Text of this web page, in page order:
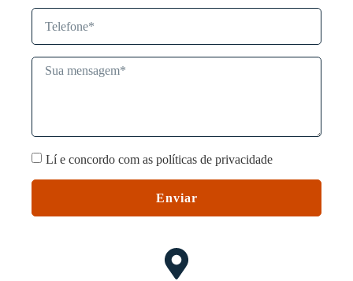
Lí e concordo com as políticas de privacidade
Enviar